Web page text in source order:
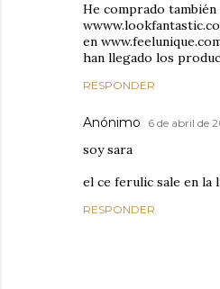
He comprado también
en
han llegado los
RESPONDER
Anónimo 6 de abril de
soy sara
el ce ferulic sale en la
RESPONDER